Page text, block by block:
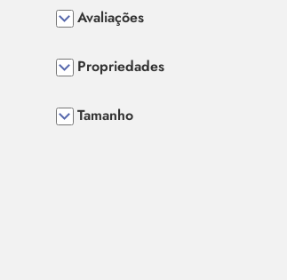
Avaliações
Propriedades
Tamanho